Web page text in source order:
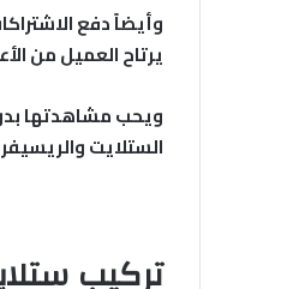
وأيضاً دفع
يرتاح العميل من
ويحب مشاهدتها
الستلايت
تركيب